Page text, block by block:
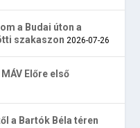
a Budai úton a
szakaszon 2026-07-26
Előre első
a Bartók Béla téren